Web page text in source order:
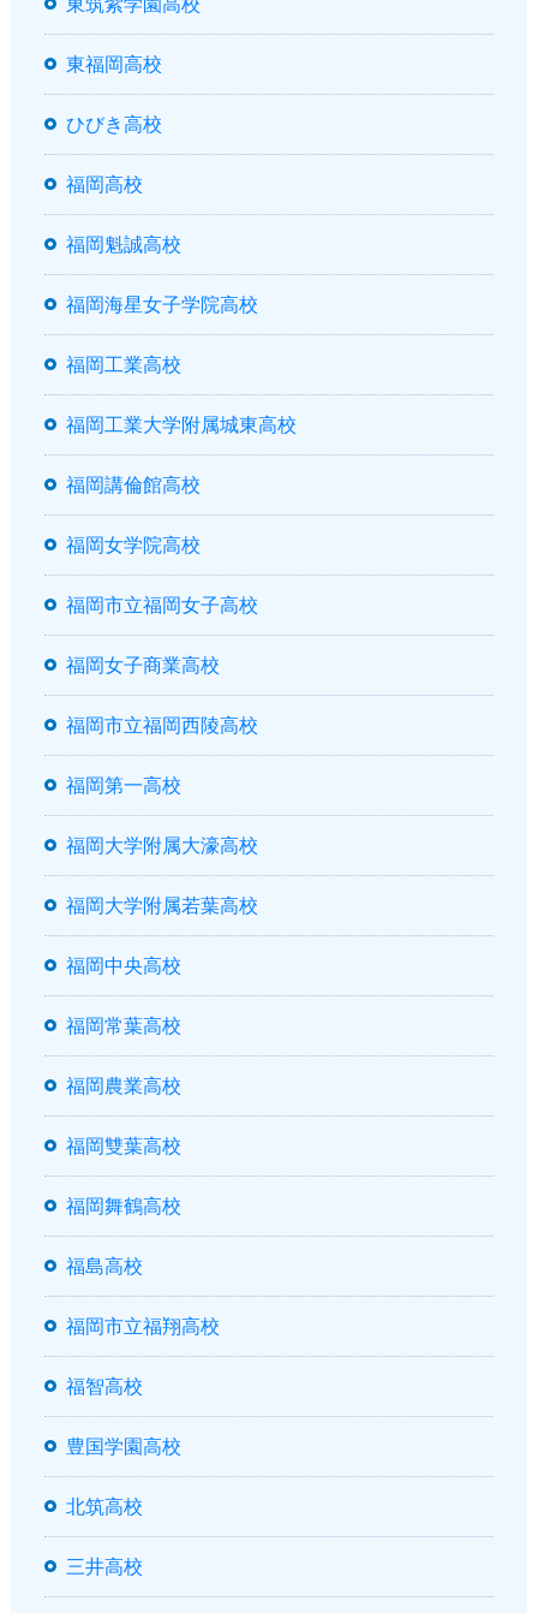
東筑紫学園高校
東福岡高校
ひびき高校
福岡高校
福岡魁誠高校
福岡海星女子学院高校
福岡工業高校
福岡工業大学附属城東高校
福岡講倫館高校
福岡女学院高校
福岡市立福岡女子高校
福岡女子商業高校
福岡市立福岡西陵高校
福岡第一高校
福岡大学附属大濠高校
福岡大学附属若葉高校
福岡中央高校
福岡常葉高校
福岡農業高校
福岡雙葉高校
福岡舞鶴高校
福島高校
福岡市立福翔高校
福智高校
豊国学園高校
北筑高校
三井高校